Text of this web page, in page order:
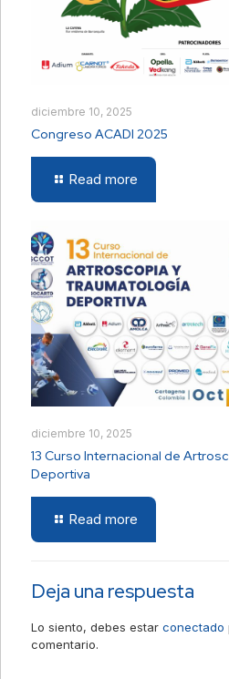
diciembre 10, 2025
Congreso ACADI 2025
Read more
diciembre 10, 2025
13 Curso Internacional de
Deportiva
Read more
Deja una respuesta
Lo siento, debes estar conectado
comentario.